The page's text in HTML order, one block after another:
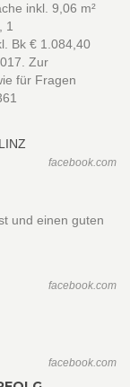
inkl. 9,06 m²
1
Bk € 1.084,40
Zur
für Fragen
facebook.com
und einen guten
facebook.com
facebook.com